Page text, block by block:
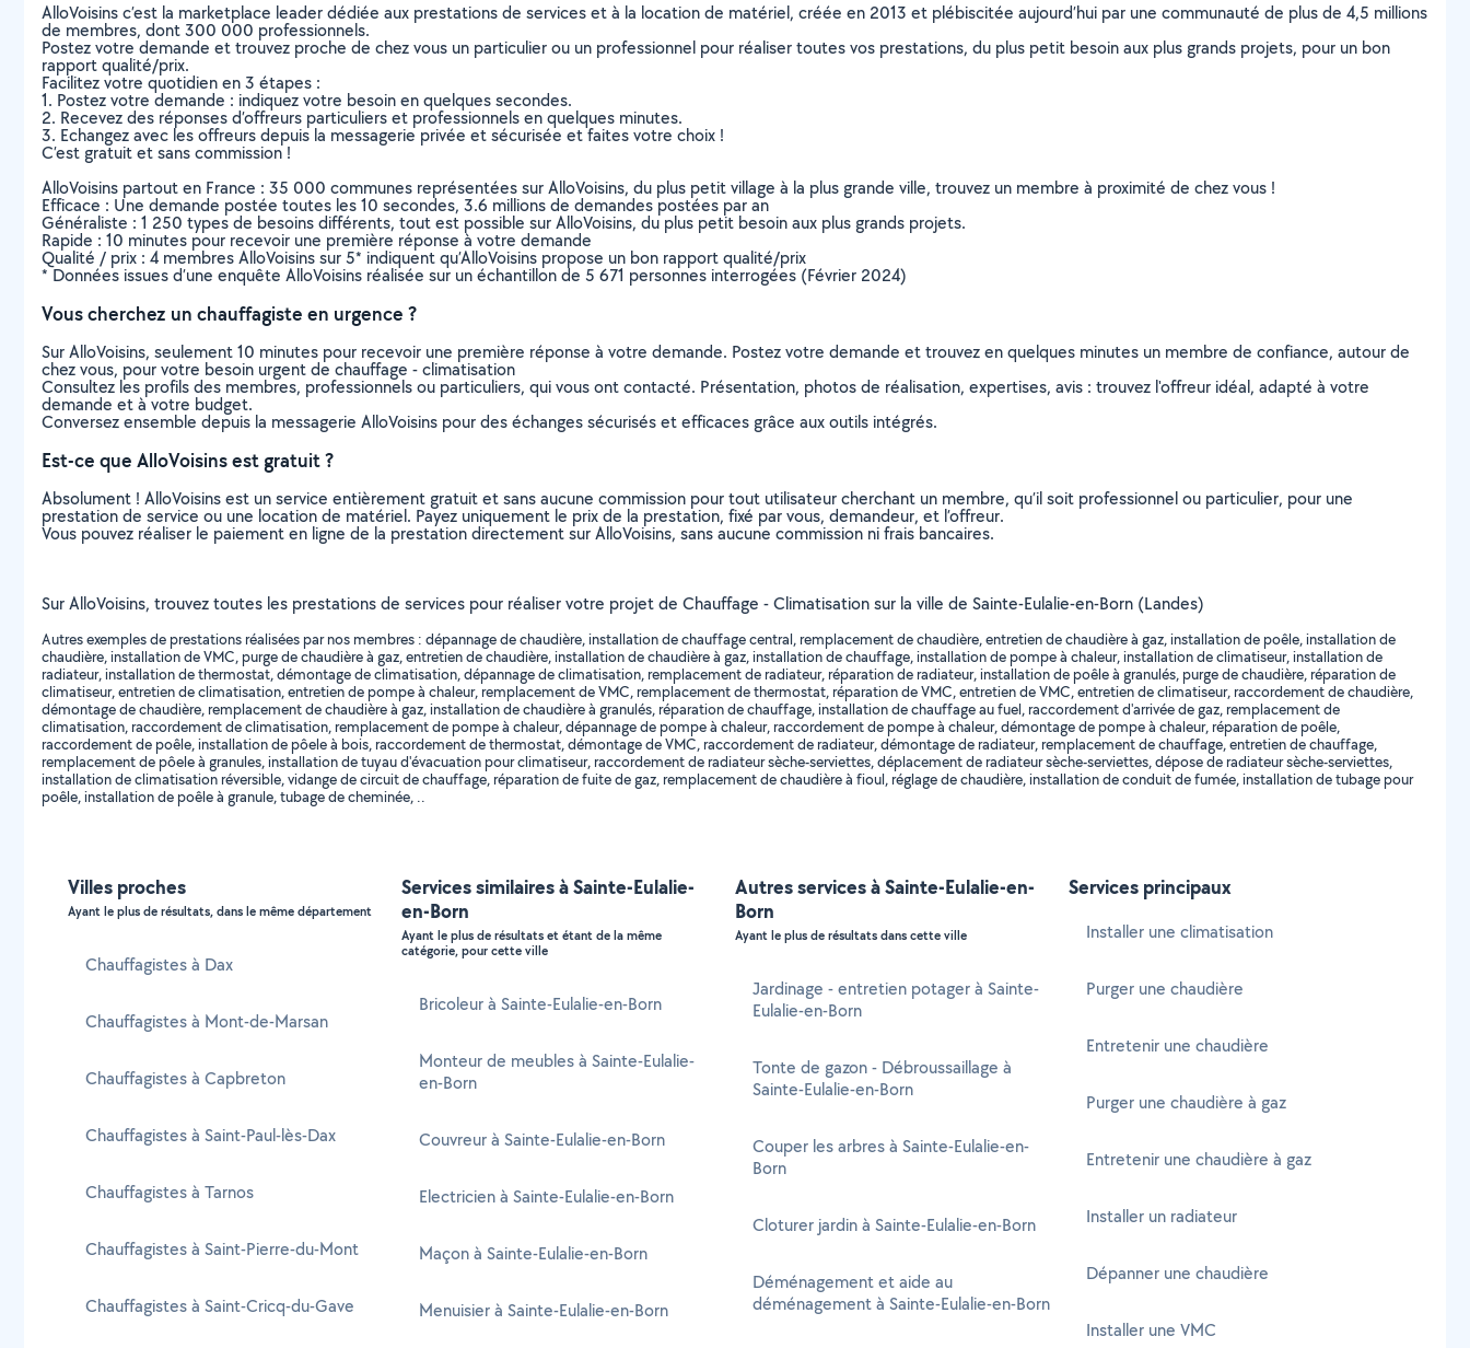
AlloVoisins c’est la marketplace leader dédiée aux prestations de services et à la location de matériel, créée en 2013 et plébiscitée aujourd’hui par une communauté de plus de 4,5 millions
de membres, dont 300 000 professionnels.
Postez votre demande et trouvez proche de chez vous un particulier ou un professionnel pour réaliser toutes vos prestations, du plus petit besoin aux plus grands projets, pour un bon
rapport qualité/prix.
Facilitez votre quotidien en 3 étapes :
1. Postez votre demande : indiquez votre besoin en quelques secondes.
2. Recevez des réponses d’offreurs particuliers et professionnels en quelques minutes.
3. Echangez avec les offreurs depuis la messagerie privée et sécurisée et faites votre choix !
C’est gratuit et sans commission !
AlloVoisins partout en France : 35 000 communes représentées sur AlloVoisins, du plus petit village à la plus grande ville, trouvez un membre à proximité de chez vous !
Efficace : Une demande postée toutes les 10 secondes, 3.6 millions de demandes postées par an
Généraliste : 1 250 types de besoins différents, tout est possible sur AlloVoisins, du plus petit besoin aux plus grands projets.
Rapide : 10 minutes pour recevoir une première réponse à votre demande
Qualité / prix : 4 membres AlloVoisins sur 5* indiquent qu’AlloVoisins propose un bon rapport qualité/prix
* Données issues d’une enquête AlloVoisins réalisée sur un échantillon de 5 671 personnes interrogées (Février 2024)
Vous cherchez un chauffagiste en urgence ?
Sur AlloVoisins, seulement 10 minutes pour recevoir une première réponse à votre demande. Postez votre demande et trouvez en quelques minutes un membre de confiance, autour de
chez vous, pour votre besoin urgent de chauffage - climatisation
Consultez les profils des membres, professionnels ou particuliers, qui vous ont contacté. Présentation, photos de réalisation, expertises, avis : trouvez l'offreur idéal, adapté à votre
demande et à votre budget.
Conversez ensemble depuis la messagerie AlloVoisins pour des échanges sécurisés et efficaces grâce aux outils intégrés.
Est-ce que AlloVoisins est gratuit ?
Absolument ! AlloVoisins est un service entièrement gratuit et sans aucune commission pour tout utilisateur cherchant un membre, qu’il soit professionnel ou particulier, pour une
prestation de service ou une location de matériel. Payez uniquement le prix de la prestation, fixé par vous, demandeur, et l’offreur.
Vous pouvez réaliser le paiement en ligne de la prestation directement sur AlloVoisins, sans aucune commission ni frais bancaires.
Sur AlloVoisins, trouvez toutes les prestations de services pour réaliser votre projet de Chauffage - Climatisation sur la ville de Sainte-Eulalie-en-Born (Landes)
Autres exemples de prestations réalisées par nos membres : dépannage de chaudière, installation de chauffage central, remplacement de chaudière, entretien de chaudière à gaz, installation de poêle, installation de
chaudière, installation de VMC, purge de chaudière à gaz, entretien de chaudière, installation de chaudière à gaz, installation de chauffage, installation de pompe à chaleur, installation de climatiseur, installation de
radiateur, installation de thermostat, démontage de climatisation, dépannage de climatisation, remplacement de radiateur, réparation de radiateur, installation de poêle à granulés, purge de chaudière, réparation de
climatiseur, entretien de climatisation, entretien de pompe à chaleur, remplacement de VMC, remplacement de thermostat, réparation de VMC, entretien de VMC, entretien de climatiseur, raccordement de chaudière,
démontage de chaudière, remplacement de chaudière à gaz, installation de chaudière à granulés, réparation de chauffage, installation de chauffage au fuel, raccordement d'arrivée de gaz, remplacement de
climatisation, raccordement de climatisation, remplacement de pompe à chaleur, dépannage de pompe à chaleur, raccordement de pompe à chaleur, démontage de pompe à chaleur, réparation de poêle,
raccordement de poêle, installation de pôele à bois, raccordement de thermostat, démontage de VMC, raccordement de radiateur, démontage de radiateur, remplacement de chauffage, entretien de chauffage,
remplacement de pôele à granules, installation de tuyau d'évacuation pour climatiseur, raccordement de radiateur sèche-serviettes, déplacement de radiateur sèche-serviettes, dépose de radiateur sèche-serviettes,
installation de climatisation réversible, vidange de circuit de chauffage, réparation de fuite de gaz, remplacement de chaudière à fioul, réglage de chaudière, installation de conduit de fumée, installation de tubage pour
poêle, installation de poêle à granule, tubage de cheminée, ..
Villes proches
Ayant le plus de résultats, dans le même département
Chauffagistes à Dax
Chauffagistes à Mont-de-Marsan
Chauffagistes à Capbreton
Chauffagistes à Saint-Paul-lès-Dax
Chauffagistes à Tarnos
Chauffagistes à Saint-Pierre-du-Mont
Chauffagistes à Saint-Cricq-du-Gave
Services similaires à Sainte-Eulalie-
en-Born
Ayant le plus de résultats et étant de la même
catégorie, pour cette ville
Bricoleur à Sainte-Eulalie-en-Born
Monteur de meubles à Sainte-Eulalie-
en-Born
Couvreur à Sainte-Eulalie-en-Born
Electricien à Sainte-Eulalie-en-Born
Maçon à Sainte-Eulalie-en-Born
Menuisier à Sainte-Eulalie-en-Born
Autres services à Sainte-Eulalie-en-
Born
Ayant le plus de résultats dans cette ville
Jardinage - entretien potager à Sainte-
Eulalie-en-Born
Tonte de gazon - Débroussaillage à
Sainte-Eulalie-en-Born
Couper les arbres à Sainte-Eulalie-en-
Born
Cloturer jardin à Sainte-Eulalie-en-Born
Déménagement et aide au
déménagement à Sainte-Eulalie-en-Born
Services principaux
Installer une climatisation
Purger une chaudière
Entretenir une chaudière
Purger une chaudière à gaz
Entretenir une chaudière à gaz
Installer un radiateur
Dépanner une chaudière
Installer une VMC